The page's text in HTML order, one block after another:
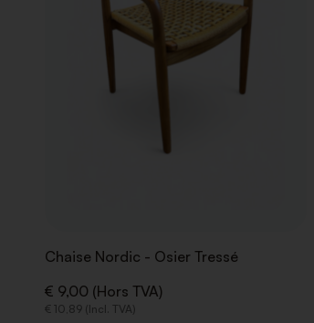
Chaise Nordic - Osier Tressé
€ 9,00 (Hors TVA)
€ 10,89 (Incl. TVA)